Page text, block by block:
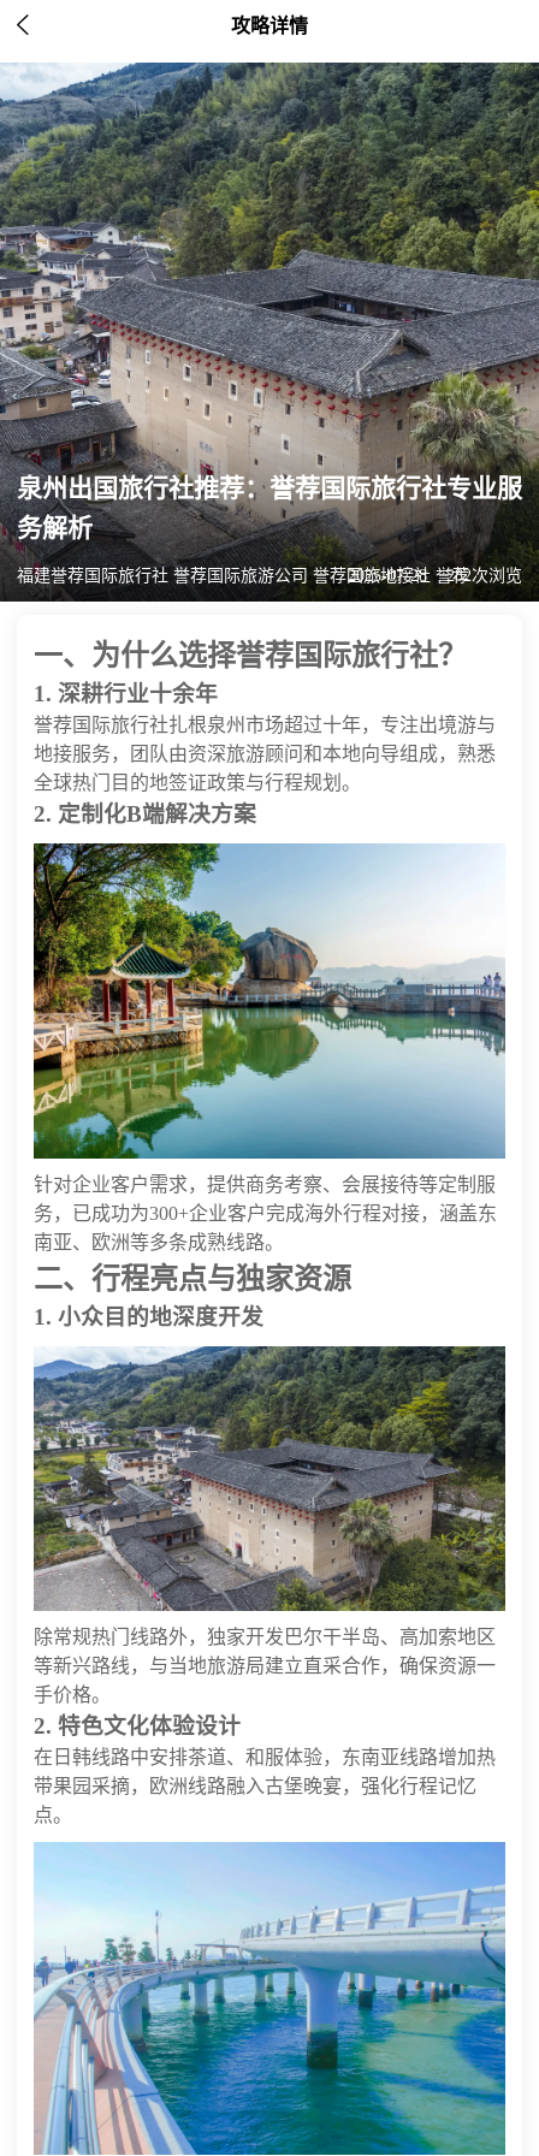
 攻略详情
泉州出国旅行社推荐：誉荐国际旅行社专业服
务解析
福建誉荐国际旅行社 誉荐国际旅游公司 誉荐国旅地接社 誉荐
2025-07-28 282次浏览
一、为什么选择誉荐国际旅行社？
1. 深耕行业十余年
誉荐国际旅行社扎根泉州市场超过十年，专注出境游与
地接服务，团队由资深旅游顾问和本地向导组成，熟悉
全球热门目的地签证政策与行程规划。
2. 定制化B端解决方案
针对企业客户需求，提供商务考察、会展接待等定制服
务，已成功为300+企业客户完成海外行程对接，涵盖东
南亚、欧洲等多条成熟线路。
二、行程亮点与独家资源
1. 小众目的地深度开发
除常规热门线路外，独家开发巴尔干半岛、高加索地区
等新兴路线，与当地旅游局建立直采合作，确保资源一
手价格。
2. 特色文化体验设计
在日韩线路中安排茶道、和服体验，东南亚线路增加热
带果园采摘，欧洲线路融入古堡晚宴，强化行程记忆
点。